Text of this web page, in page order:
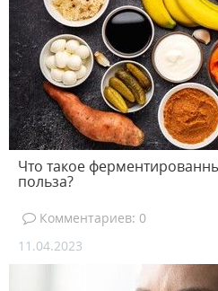
Что такое
польза?
Комментариев: 0
11.04.2023